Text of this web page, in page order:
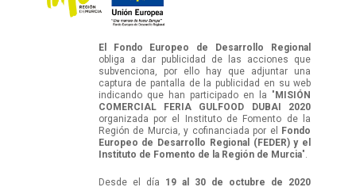
El Fondo Europeo de Desarrollo Regional
obliga a dar publicidad de las acciones que
subvenciona, por ello hay que adjuntar una
captura de pantalla de la publicidad en su web
indicando que han participado en la "MISIÓN
COMERCIAL FERIA GULFOOD DUBAI 2020
organizada por el Instituto de Fomento de la
Región de Murcia, y cofinanciada por el Fondo
Europeo de Desarrollo Regional (FEDER) y el
Instituto de Fomento de la Región de Murcia".
Desde el día 19 al 30 de octubre de 2020